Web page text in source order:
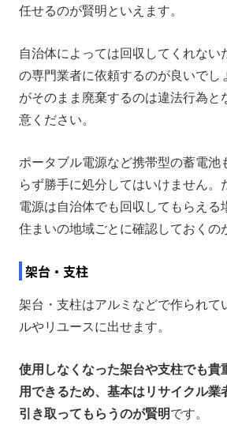
任せるのが賢明といえます。
自治体によっては回収してくれない
の専門業者に依頼するのが良いでし
がそのまま廃棄するのは違法行為と
意ください。
ポータブル電源など携帯型の蓄電池
らず勝手に処分してはいけません。
電源は自治体でも回収してもらえる
住まいの地域ごとに確認しておくの
架台・支柱
架台・支柱はアルミなどで作られて
ルやリユースに出せます。
使用しなくなった架台や支柱でも貴
用できるため、基本はリサイクル業
引き取ってもらうのが賢明です。